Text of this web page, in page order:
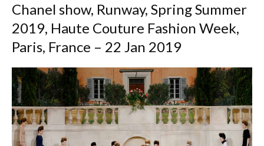
Chanel show, Runway, Spring Summer
2019, Haute Couture Fashion Week,
Paris, France – 22 Jan 2019